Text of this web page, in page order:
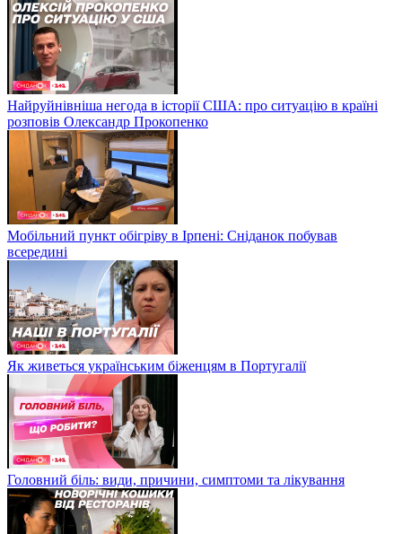
Найруйнівніша негода в історії США: про ситуацію в країні
розповів Олександр Прокопенко
Мобільний пункт обігріву в Ірпені: Сніданок побував
всередині
Як живеться українським біженцям в Португалії
Головний біль: види, причини, симптоми та лікування